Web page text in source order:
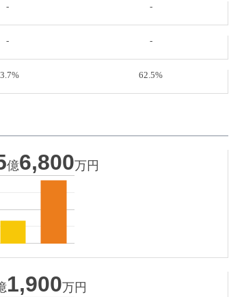
- -
- -
62.5%
億6,800万円
1,900万円